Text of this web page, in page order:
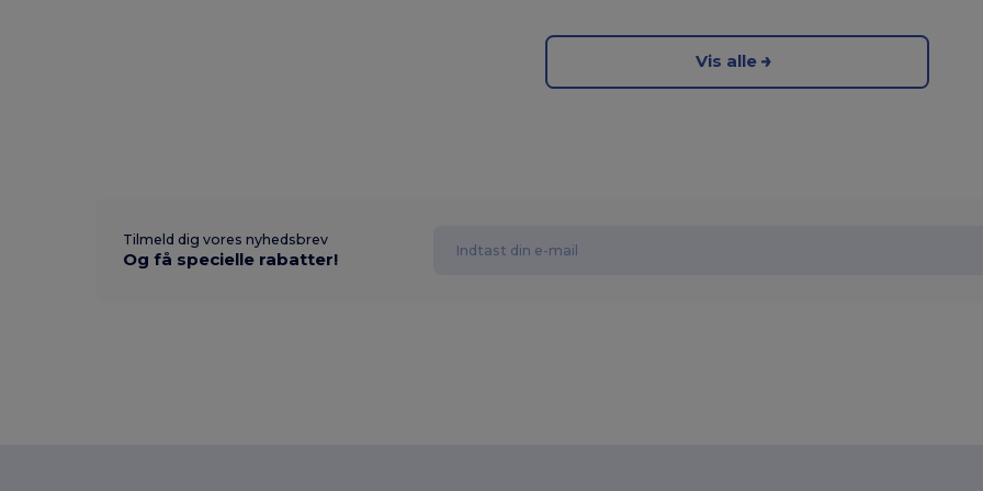
Vis alle
Tilmeld dig vores nyhedsbrev
Og få specielle rabatter!